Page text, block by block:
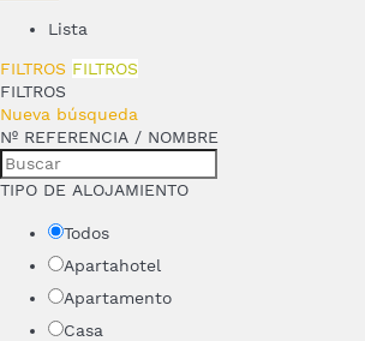
Lista
FILTROS FILTROS
FILTROS
Nueva búsqueda
Nº REFERENCIA / NOMBRE
TIPO DE ALOJAMIENTO
Todos
Apartahotel
Apartamento
Casa